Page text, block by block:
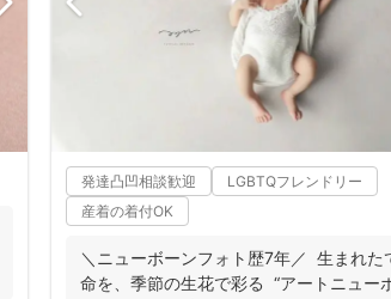
発達凸凹相談歓迎
LGBTQフレンドリー
産着の着付OK
＼ニューボーンフォト歴7年／ 生まれたての小さな
命を、季節の生花で彩る “アートニューボーンフォ